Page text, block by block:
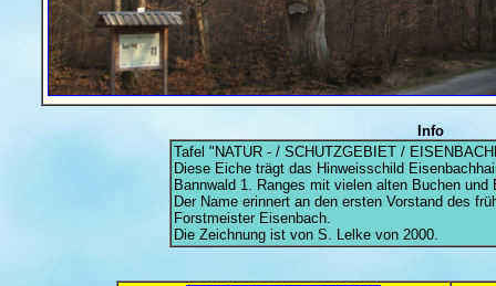
Info
Tafel "NATUR - / SCHUTZGEBIET /
Diese Eiche trägt das Hinweisschild
Bannwald 1. Ranges mit vielen alten Buchen und
Der Name erinnert an den ersten Vorstand des
Forstmeister Eisenbach.
Die Zeichnung ist von S. Lelke von 2000.